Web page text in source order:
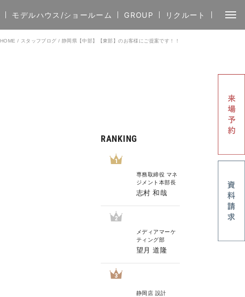
モデルハウス/ショールーム GROUP リクルート
HOME / スタッフブログ / 静岡県【中部】【東部】のお客様にご提案です！！
RANKING
1
専務取締役 マネ
ジメント本部長
志村 和哉
2
メディアマーケ
ティング部
望月 道隆
3
静岡店 設計